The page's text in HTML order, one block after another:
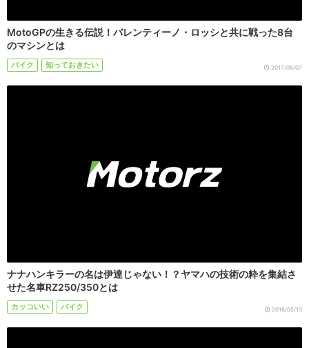
MotoGPの生きる伝説！バレンティーノ・ロッシと共に戦った8台
のマシンとは
バイク 知っておきたい 2017/08/07
ナナハンキラーの名は伊達じゃない！？ヤマハの技術の粋を集結さ
せた名車RZ250/350とは
カッコいい バイク 2018/05/13